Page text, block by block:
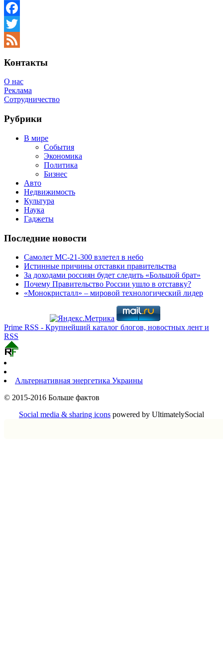
Facebook
Twitter
Контакты
О нас
Реклама
Сотрудничество
Рубрики
В мире
События
Экономика
Политика
Бизнес
Авто
Недвижимость
Культура
Наука
Гаджеты
Последние новости
Самолет МС-21-300 взлетел в небо
Истинные причины отставки правительства
За доходами россиян будет следить «Большой брат»
Почему Правительство России ушло в отставку?
«Монокристалл» – мировой технологический лидер
Prime RSS - Крупнейший каталог блогов, новостных лент и
RSS
Альтернативная энергетика Украины
© 2015-2016 Больше фактов
Social media & sharing icons powered by UltimatelySocial